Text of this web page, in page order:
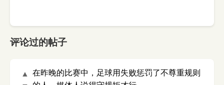
评论过的帖子
▲
在昨晚的比赛中，足球用失败惩罚了不尊重规则